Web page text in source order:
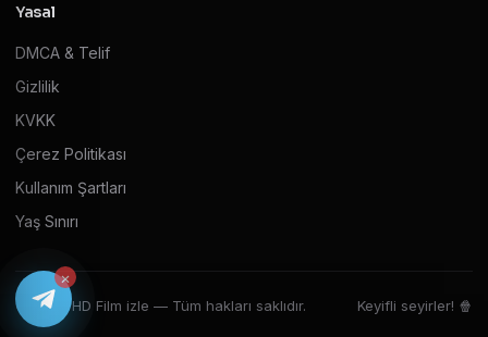
Yasal
DMCA & Telif
Gizlilik
KVKK
Çerez Politikası
Kullanım Şartları
Yaş Sınırı
© 2026 HD Film izle — Tüm hakları saklıdır. Keyifli seyirler! 🍿
×